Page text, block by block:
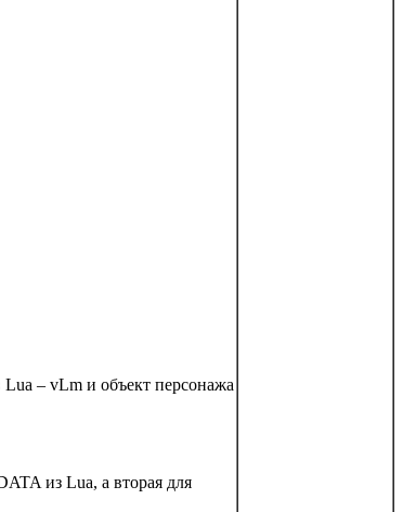
– vLm и объект персонажа
из Lua, а вторая для